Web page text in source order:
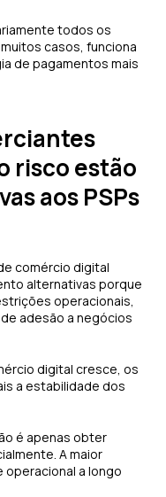
todos os
casos, funciona
de pagamentos mais
risco estão
aos PSPs
comércio digital
alternativas porque
operacionais,
adesão a negócios
digital cresce, os
a estabilidade dos
é apenas obter
A maior
a longo